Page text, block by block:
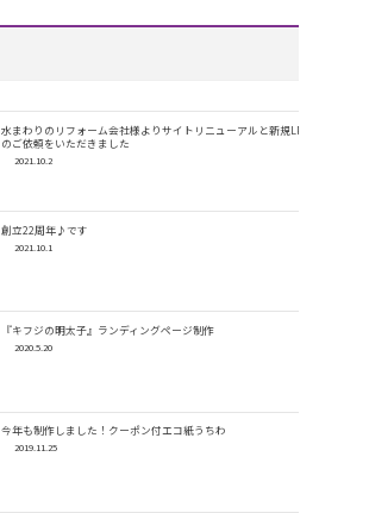
水まわりのリフォーム会社様よりサイトリニューアルと新規LP
のご依頼をいただきました
2021.10.2
創立22周年♪です
2021.10.1
『キフジの明太子』ランディングページ制作
2020.5.20
今年も制作しました！クーポン付エコ紙うちわ
2019.11.25